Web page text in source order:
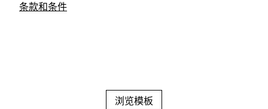
条款和条件
浏览模板